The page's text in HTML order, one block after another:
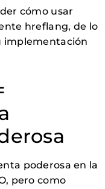
cómo usar
hreflang, de lo
implementación
poderosa en la
pero como